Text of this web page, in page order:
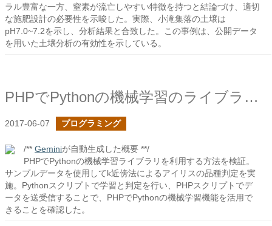
ラル豊富な一方、窒素が流亡しやすい特徴を持つと結論づけ、適切
な施肥設計の必要性を示唆した。実際、小滝集落の土壌は
pH7.0~7.2を示し、分析結果と合致した。この事例は、公開データ
を用いた土壌分析の有効性を示している。
PHPでPythonの機械学習のライブラリを利用してみる
2017-06-07 プログラミング
/** Geminiが自動生成した概要 **/
PHPでPythonの機械学習ライブラリを利用する方法を検証。
サンプルデータを使用してk近傍法によるアイリスの品種判定を実
施。Pythonスクリプトで学習と判定を行い、PHPスクリプトでデ
ータを送受信することで、PHPでPythonの機械学習機能を活用で
きることを確認した。